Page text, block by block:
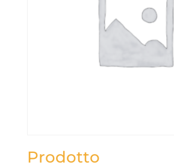
Prodotto